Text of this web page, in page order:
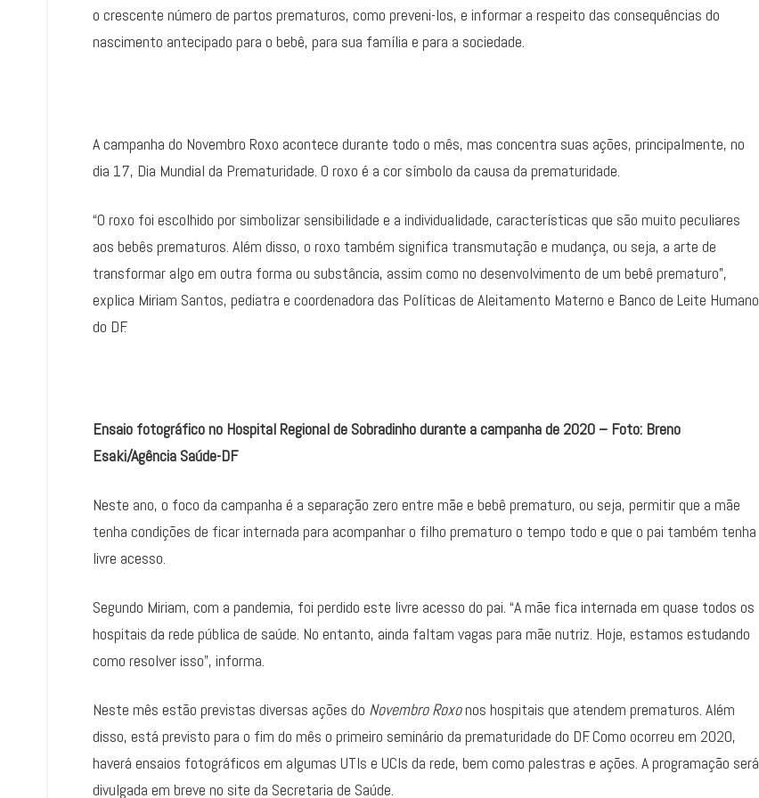
o crescente número de partos prematuros, como preveni-los, e informar a respeito das consequências do
nascimento antecipado para o bebê, para sua família e para a sociedade.
A campanha do Novembro Roxo acontece durante todo o mês, mas concentra suas ações, principalmente, no
dia 17, Dia Mundial da Prematuridade. O roxo é a cor símbolo da causa da prematuridade.
“O roxo foi escolhido por simbolizar sensibilidade e a individualidade, características que são muito peculiares
aos bebês prematuros. Além disso, o roxo também significa transmutação e mudança, ou seja, a arte de
transformar algo em outra forma ou substância, assim como no desenvolvimento de um bebê prematuro”,
explica Miriam Santos, pediatra e coordenadora das Políticas de Aleitamento Materno e Banco de Leite Humano
do DF.
Ensaio fotográfico no Hospital Regional de Sobradinho durante a campanha de 2020 – Foto: Breno
Esaki/Agência Saúde-DF
Neste ano, o foco da campanha é a separação zero entre mãe e bebê prematuro, ou seja, permitir que a mãe
tenha condições de ficar internada para acompanhar o filho prematuro o tempo todo e que o pai também tenha
livre acesso.
Segundo Miriam, com a pandemia, foi perdido este livre acesso do pai. “A mãe fica internada em quase todos os
hospitais da rede pública de saúde. No entanto, ainda faltam vagas para mãe nutriz. Hoje, estamos estudando
como resolver isso”, informa.
Neste mês estão previstas diversas ações do Novembro Roxonos hospitais que atendem prematuros. Além
disso, está previsto para o fim do mês o primeiro seminário da prematuridade do DF. Como ocorreu em 2020,
haverá ensaios fotográficos em algumas UTIs e UCIs da rede, bem como palestras e ações. A programação será
divulgada em breve no site da Secretaria de Saúde.